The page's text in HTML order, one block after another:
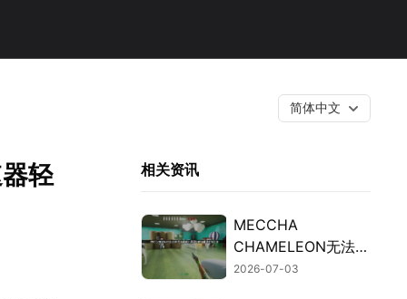
简体中文
轻 相关资讯
MECCHA
CHAMELEON无法联
机的排查与修复攻
2026-07-03